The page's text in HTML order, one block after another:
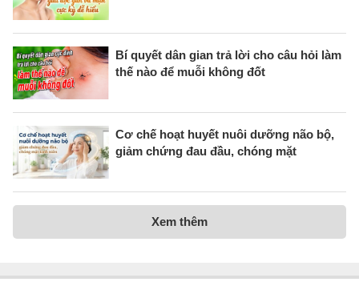
Bí quyết dân gian trả lời cho câu hỏi làm
thế nào để muỗi không đốt
Cơ chế hoạt huyết nuôi dưỡng não bộ,
giảm chứng đau đầu, chóng mặt
Xem thêm